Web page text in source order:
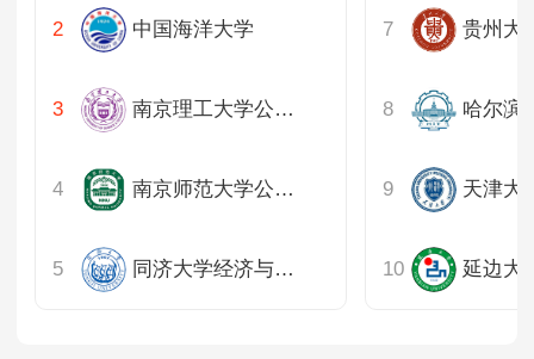
中国海洋大学
南京理工大学公共事务学院
南京师范大学公共管理学院
同济大学经济与管理学院